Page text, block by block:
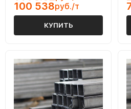
100 538руб./т
КУПИТЬ